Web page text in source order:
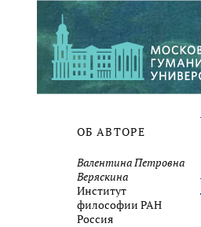
ОБ АВТОРЕ
Валентина Петровна
Веряскина
Институт
философии РАН
Россия